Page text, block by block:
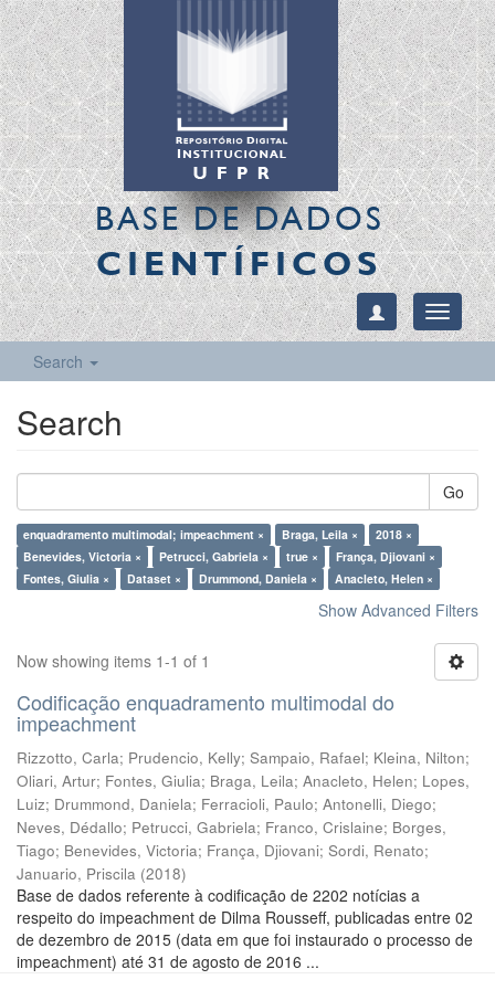
BASE DE DADOS
CIENTÍFICOS
Toggle
Search
Search
Go
enquadramento multimodal; impeachment × Braga, Leila ×
2018 ×
Benevides, Victoria ×
Petrucci, Gabriela × true ×
França, Djiovani ×
Fontes, Giulia ×
Dataset × Drummond, Daniela × Anacleto, Helen ×
Show Advanced Filters
Now showing items 1-1 of 1
Codificação enquadramento multimodal do
impeachment
Rizzotto, Carla; Prudencio, Kelly; Sampaio, Rafael; Kleina, Nilton;
Oliari, Artur; Fontes, Giulia; Braga, Leila; Anacleto, Helen; Lopes,
Luiz; Drummond, Daniela; Ferracioli, Paulo; Antonelli, Diego;
Neves, Dédallo; Petrucci, Gabriela; Franco, Crislaine; Borges,
Tiago; Benevides, Victoria; França, Djiovani; Sordi, Renato;
Januario, Priscila (2018)
Base de dados referente à codificação de 2202 notícias a
respeito do impeachment de Dilma Rousseff, publicadas entre 02
de dezembro de 2015 (data em que foi instaurado o processo de
impeachment) até 31 de agosto de 2016 ...